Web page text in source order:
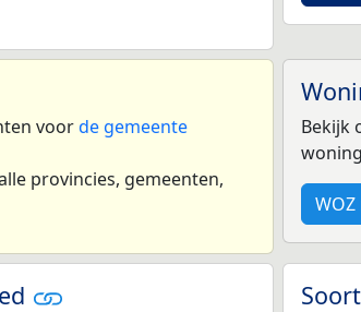
voorde gemeente
provincies, gemeenten,
Bekijk